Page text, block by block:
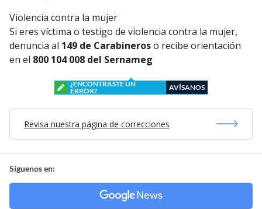
Violencia contra la mujer
Si eres víctima o testigo de violencia contra la mujer,
denuncia al 149 de Carabineroso recibe orientación
en el 800 104 008 del Sernameg
¿ENCONTRASTE UN
ERROR?
AVÍSANOS
Revisa nuestra página de correcciones
Síguenos en: